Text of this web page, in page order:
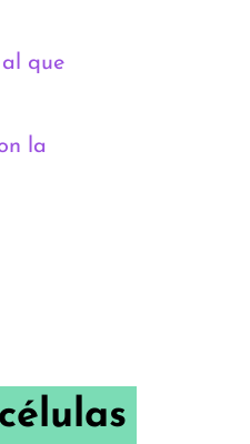
que
la